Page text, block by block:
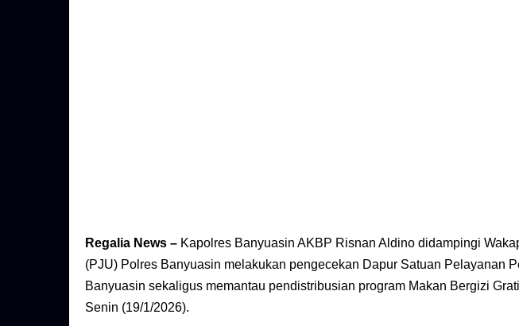
Regalia News – Kapolres Banyuasin AKBP Risnan Aldino didampingi
(PJU) Polres Banyuasin melakukan pengecekan Dapur Satuan Pelayanan
Banyuasin sekaligus memantau pendistribusian program Makan Bergizi
Senin (19/1/2026).